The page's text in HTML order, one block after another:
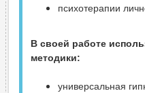
психотерапии
В своей работе
методики:
универсальная